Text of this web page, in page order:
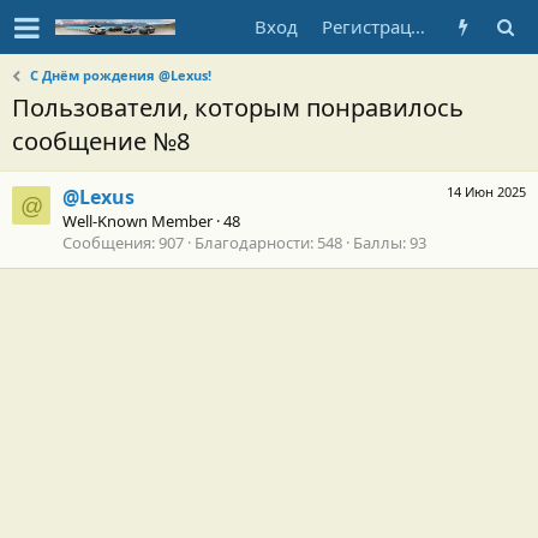
Вход Регистрация
С Днём рождения @Lexus!
Пользователи, которым понравилось
сообщение №8
@
14 Июн 2025
@Lexus
Well-Known Member ·48
Сообщения 907 Благодарности 548 Баллы 93